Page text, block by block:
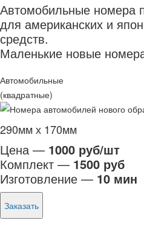
Автомобильные номера
для американских и
средств.
Маленькие новые
Автомобильные
(квадратные)
290мм х 170мм
Цена — 1000 руб/шт
Комплект — 1500 руб
Изготовление — 10 мин
Заказать